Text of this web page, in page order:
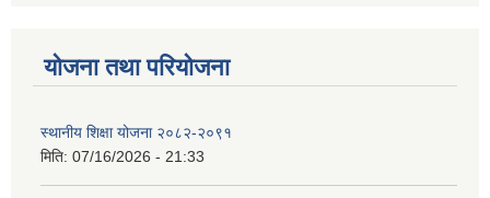
योजना तथा परियोजना
स्थानीय शिक्षा योजना २०८२-२०९१
मिति: 07/16/2026 - 21:33